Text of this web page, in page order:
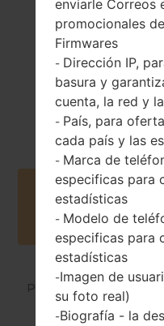
Android 8.x Oreo
Buy
Página principal →
enviarle Correos
promocionales
Firmwares
- Dirección IP,
basura y
cuenta, la red y
- País, para
cada país y las
- Marca de
especificas para
estadísticas
- Modelo de
especificas para
estadísticas
-Imagen de
su foto real)
-Biografía - la